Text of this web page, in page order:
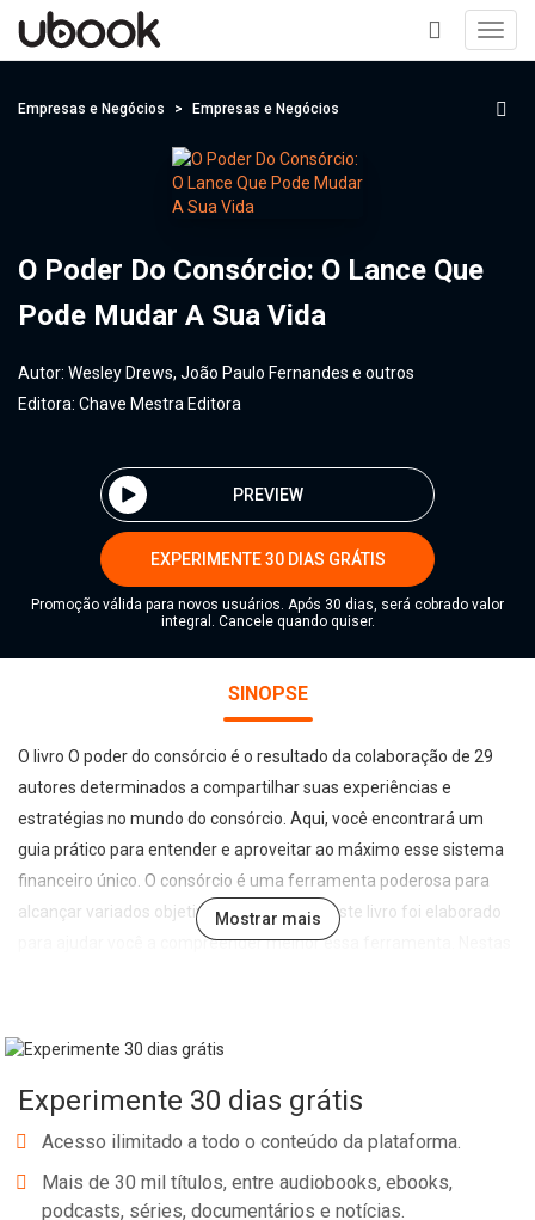
+
Empresas e Negócios Empresas e Negócios
O Poder Do Consórcio: O Lance Que
Pode Mudar A Sua Vida
Autor: Wesley Drews, João Paulo Fernandes e outros
Editora: Chave Mestra Editora
PREVIEW
EXPERIMENTE 30 DIAS GRÁTIS
Promoção válida para novos usuários. Após 30 dias, será cobrado valor
integral. Cancele quando quiser.
SINOPSE
O livro O poder do consórcio é o resultado da colaboração de 29
autores determinados a compartilhar suas experiências e
estratégias no mundo do consórcio. Aqui, você encontrará um
guia prático para entender e aproveitar ao máximo esse sistema
financeiro único. O consórcio é uma ferramenta poderosa para
alcançar variados objetivos financeiros, e este livro foi elaborado
para ajudar você a compreender melhor essa ferramenta. Nestas
consórcio para realizar seus sonhos. Esperamos que esta obra lhe
financeira. Que ela lhe ajude a descobrir o verdadeiro poder do
consórcio e a transformar seus sonhos em realidade. Boa leitura e
Mostrar mais
Experimente 30 dias grátis
Acesso ilimitado a todo o conteúdo da plataforma.
Mais de 30 mil títulos, entre audiobooks, ebooks,
podcasts, séries, documentários e notícias.